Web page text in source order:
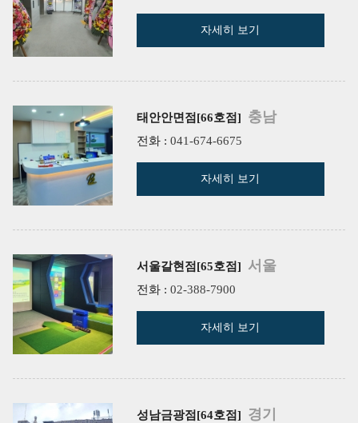
자세히 보기
태안안면점[66호점] 충남
전화 : 041-674-6675
자세히 보기
서울갈현점[65호점] 서울
전화 : 02-388-7900
자세히 보기
성남금광점[64호점] 경기